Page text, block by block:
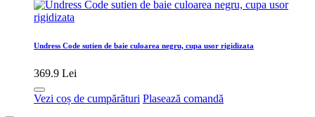
Undress Code sutien de baie culoarea negru, cupa usor rigidizata
369.9 Lei
Vezi coș de cumpărături Plasează comandă